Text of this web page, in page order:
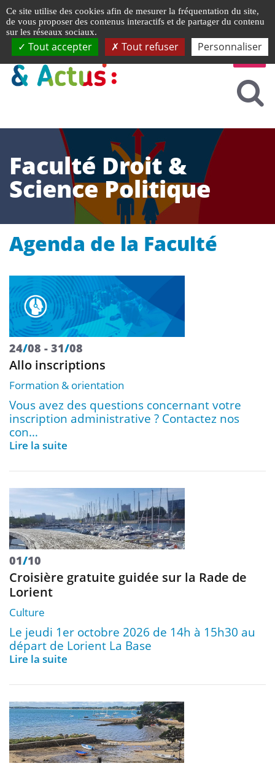
Faculté Droit &
Science Politique
Agenda de la Faculté
24/08 31/08
Allo inscriptions
Formation & orientation
Vous avez des questions concernant votre
inscription administrative ? Contactez nos
con…
Lire la suite
01/10
Croisière gratuite guidée sur la Rade de
Lorient
Culture
Le jeudi 1er octobre 2026 de 14h à 15h30 au
départ de Lorient La Base
Lire la suite
Ce site utilise des cookies afin de mesurer la fréquentation du site,
de vous proposer des contenus interactifs et de partager du contenu
sur les réseaux sociaux.
Tout accepter Tout refuser Personnaliser